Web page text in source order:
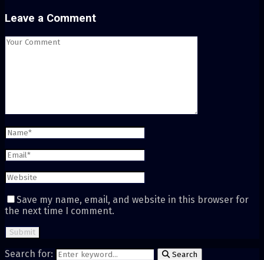
Leave a Comment
Save my name, email, and website in this browser for
the next time I comment.
Search for: Search